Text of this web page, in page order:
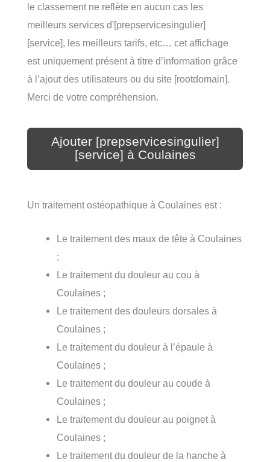
le classement ne reflète en aucun cas les
meilleurs services d'[prepservicesingulier]
[service], les meilleurs tarifs, etc… cet affichage
est uniquement présent à titre d’information grâce
à l’ajout des utilisateurs ou du site [rootdomain].
Merci de votre compréhension.
Ajouter [prepservicesingulier]
[service] à Coulaines
Un traitement ostéopathique à Coulaines est :
Le traitement des maux de tête à Coulaines
;
Le traitement du douleur au cou à
Coulaines ;
Le traitement des douleurs dorsales à
Coulaines ;
Le traitement du douleur à l’épaule à
Coulaines ;
Le traitement du douleur au coude à
Coulaines ;
Le traitement du douleur au poignet à
Coulaines ;
Le traitement du douleur de la hanche à